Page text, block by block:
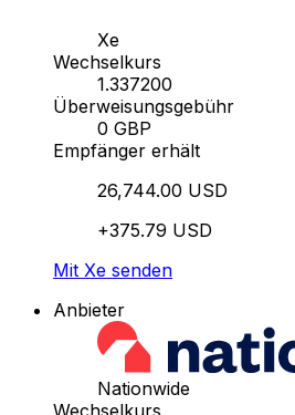
Xe
Wechselkurs
1.337200
Überweisungsgebühr
0 GBP
Empfänger erhält
26,744.00 USD
+375.79 USD
Mit Xe senden
Anbieter
Nationwide